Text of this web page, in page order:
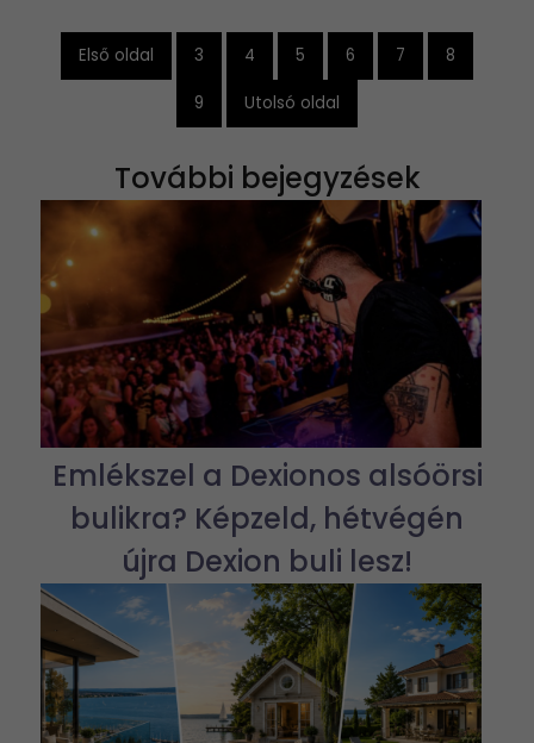
Első oldal 3 4 5 6 7 8
9 Utolsó oldal
További bejegyzések
Emlékszel a Dexionos alsóörsi
bulikra? Képzeld, hétvégén
újra Dexion buli lesz!